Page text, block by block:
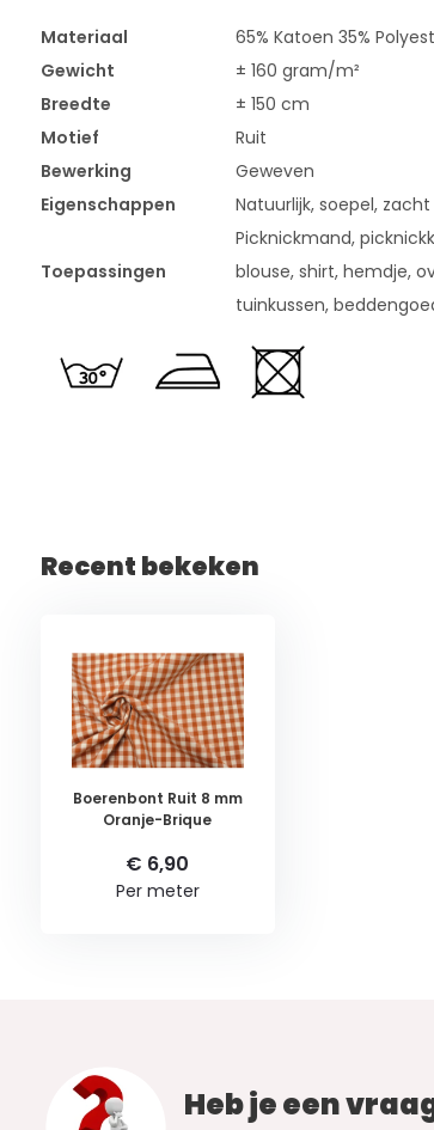
Materiaal
65% Katoen 35%
Gewicht
± 160 gram/m²
Breedte
± 150 cm
Motief
Ruit
Bewerking
Geweven
Eigenschappen
Natuurlijk, soepel, zacht
Toepassingen
Picknickmand,
blouse, shirt, hemdje,
tuinkussen,
Recent bekeken
Boerenbont Ruit 8 mm
Oranje-Brique
€ 6,90
Per meter
Heb je een